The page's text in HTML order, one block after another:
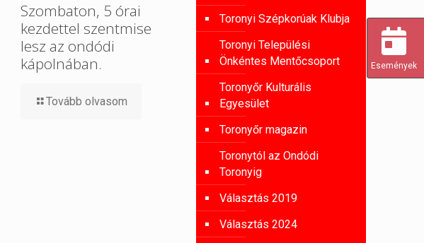
Szombaton, 5 órai
kezdettel szentmise
lesz az ondódi
kápolnában.
Tovább olvasom
Toronyi Szépkorúak Klubja
Toronyi Települési
Önkéntes Mentőcsoport
Toronyőr Kulturális
Egyesület
Toronyőr magazin
Toronytól az Ondódi
Toronyig
Választás 2019
Választás 2024
Események